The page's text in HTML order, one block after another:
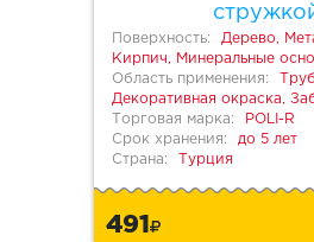
Поверхность:
Дерево,
Кирпич, Минеральные
Область применения:
Декоративная окраска,
Торговая марка:
POLI-R
Срок хранения:
до 5 лет
Страна:
Турция
491